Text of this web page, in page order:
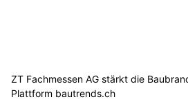
ZT Fachmessen AG stärkt die
Plattform bautrends.ch